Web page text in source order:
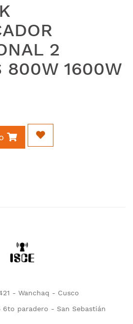
2
800W 1600W
- Wanchaq - Cusco
6to paradero - San Sebastián